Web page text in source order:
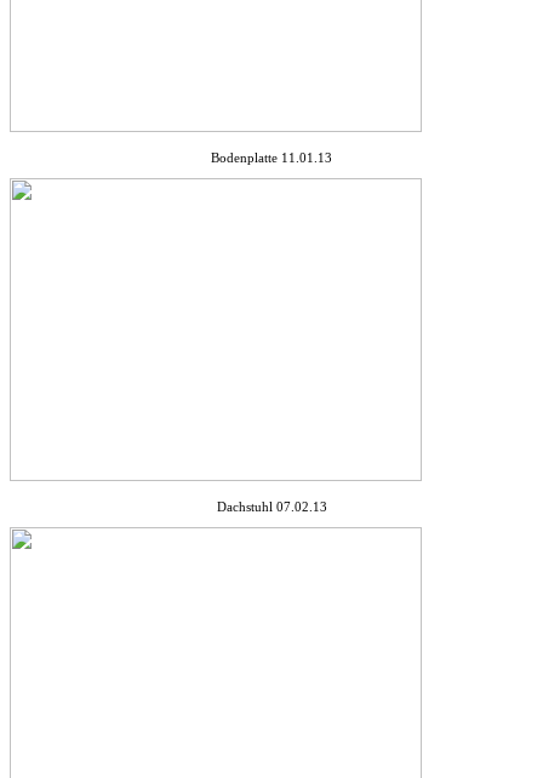
Bodenplatte 11.01.13
Dachstuhl 07.02.13